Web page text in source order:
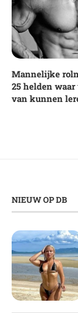
Mannelijke
25 helden waar
van kunnen
NIEUW OP DB